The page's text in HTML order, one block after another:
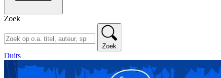
Zoek
Zoek
Duits